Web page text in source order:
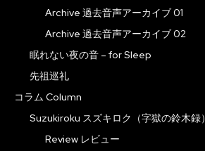
Archive 過去音声アーカイブ 01
Archive 過去音声アーカイブ 02
眠れない夜の音 – for Sleep
先祖巡礼
コラム Column
Suzukiroku スズキロク（字獄の鈴木録）
Review レビュー